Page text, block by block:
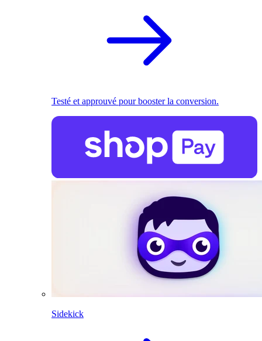
Testé et approuvé pour booster la conversion.
Sidekick